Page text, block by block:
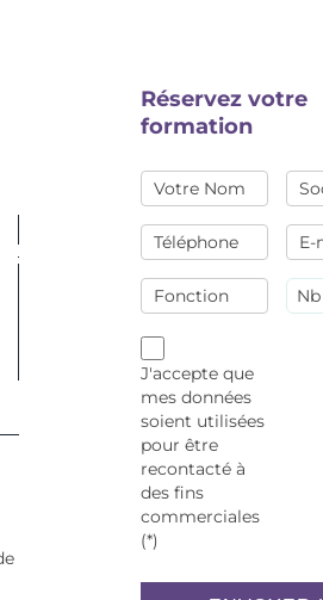
Réservez votre
formation
J'accepte que
mes données
soient utilisées
pour être
recontacté à
des fins
commerciales
(*)